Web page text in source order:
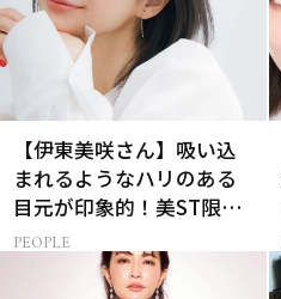
【伊東美咲さん】吸い込
まれるようなハリのある
目元が印象的！美ST限定
特別画像集
PEOPLE